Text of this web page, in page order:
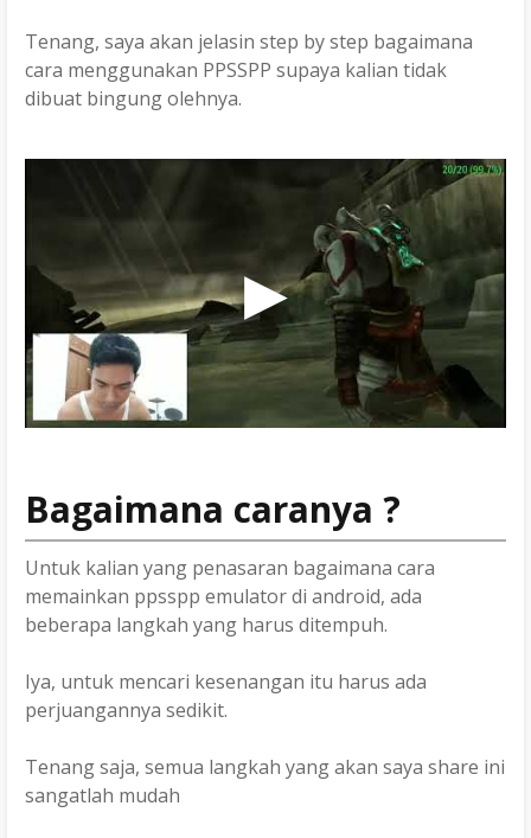
Tenang, saya akan jelasin step by step bagaimana
cara menggunakan PPSSPP supaya kalian tidak
dibuat bingung olehnya.
Bagaimana caranya ?
Untuk kalian yang penasaran bagaimana cara
memainkan ppsspp emulator di android, ada
beberapa langkah yang harus ditempuh.
Iya, untuk mencari kesenangan itu harus ada
perjuangannya sedikit.
Tenang saja, semua langkah yang akan saya share ini
sangatlah mudah